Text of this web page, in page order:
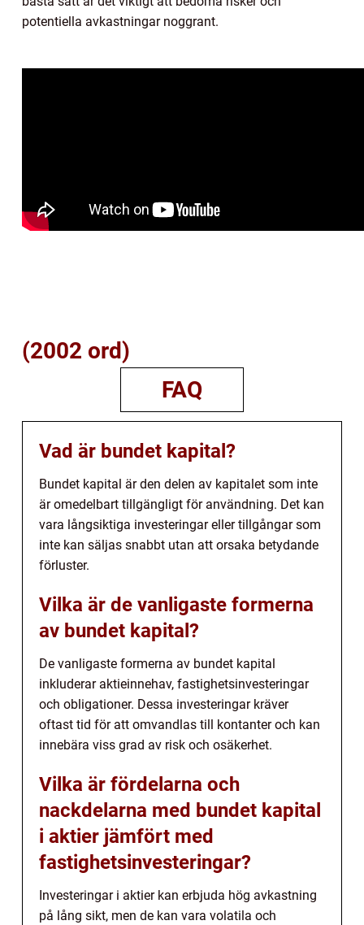
potentiella avkastningar noggrant.
(2002 ord)
FAQ
Vad är bundet kapital?
Bundet kapital är den delen av kapitalet som inte
är omedelbart tillgängligt för användning. Det kan
vara långsiktiga investeringar eller tillgångar som
inte kan säljas snabbt utan att orsaka betydande
förluster.
Vilka är de vanligaste formerna
av bundet kapital?
De vanligaste formerna av bundet kapital
inkluderar aktieinnehav, fastighetsinvesteringar
och obligationer. Dessa investeringar kräver
oftast tid för att omvandlas till kontanter och kan
innebära viss grad av risk och osäkerhet.
Vilka är fördelarna och
nackdelarna med bundet kapital
i aktier jämfört med
fastighetsinvesteringar?
Investeringar i aktier kan erbjuda hög avkastning
på lång sikt, men de kan vara volatila och